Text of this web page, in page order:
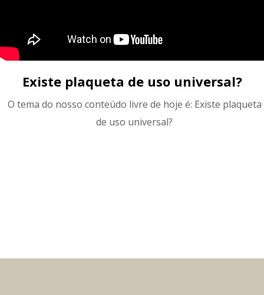
Existe plaqueta de uso universal?
O tema do nosso conteúdo livre de hoje é: Existe plaqueta
de uso universal?